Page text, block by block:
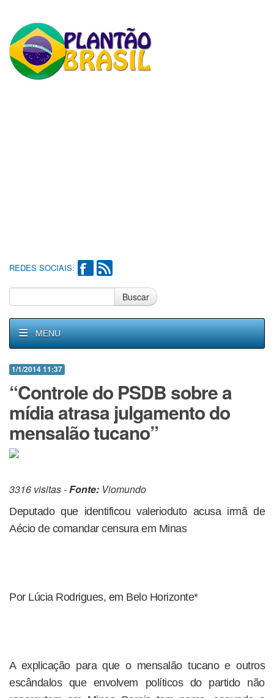
REDES SOCIAIS:
Buscar
MENU
1/1/2014 11:37
“Controle do PSDB sobre a
mídia atrasa julgamento do
mensalão tucano”
3316 visitas -Fonte: Viomundo
Deputado que identificou valerioduto acusa irmã de
Aécio de comandar censura em Minas
Por Lúcia Rodrigues, em Belo Horizonte*
A explicação para que o mensalão tucano e outros
escândalos que envolvem políticos do partido não